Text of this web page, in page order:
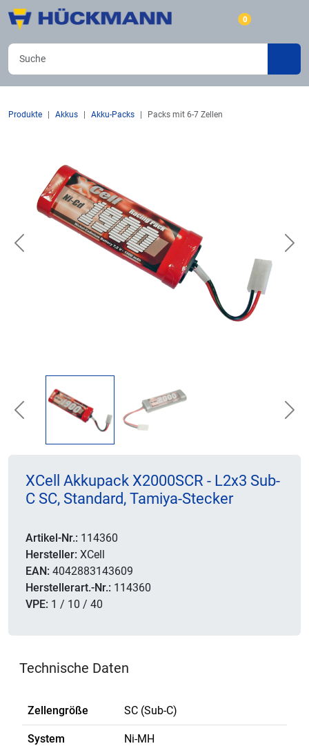
0
Produkte Akkus Akku-Packs Packs mit 6-7 Zellen
Previous
Previous
XCell Akkupack X2000SCR - L2x3 Sub-
C SC, Standard, Tamiya-Stecker
Artikel-Nr.: 114360
Hersteller: XCell
EAN: 4042883143609
Herstellerart.-Nr.: 114360
VPE: 1 / 10 / 40
Technische Daten
Zellengröße SC (Sub-C)
System Ni-MH